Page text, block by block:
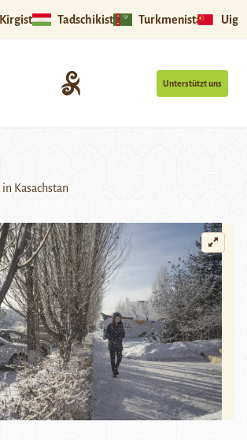
Kirgistan Tadschikistan Turkmenistan
Unterstützt uns
Kasachstan